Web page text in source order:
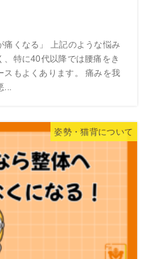
痛くなる」 上記のような悩み
、特に40代以降では腰痛をき
スもよくあります。 痛みを我
姿勢・猫背について